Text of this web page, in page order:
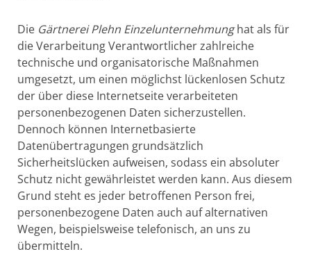
Die Gärtnerei Plehn Einzelunternehmunghat als für
die Verarbeitung Verantwortlicher zahlreiche
technische und organisatorische Maßnahmen
umgesetzt, um einen möglichst lückenlosen Schutz
der über diese Internetseite verarbeiteten
personenbezogenen Daten sicherzustellen.
Dennoch können Internetbasierte
Datenübertragungen grundsätzlich
Sicherheitslücken aufweisen, sodass ein absoluter
Schutz nicht gewährleistet werden kann. Aus diesem
Grund steht es jeder betroffenen Person frei,
personenbezogene Daten auch auf alternativen
Wegen, beispielsweise telefonisch, an uns zu
übermitteln.